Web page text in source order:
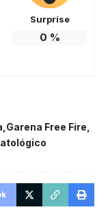
Surprise
0 %
Garena Free Fire